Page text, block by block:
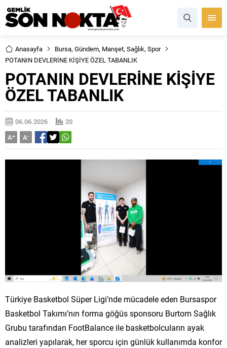
Anasayfa Bursa, Gündem, Manşet, Sağlık, Spor
POTANIN DEVLERİNE KİŞİYE ÖZEL TABANLIK
POTANIN DEVLERİNE KİŞİYE
ÖZEL TABANLIK
06.06.2026
20
A+ A-
Türkiye Basketbol Süper Ligi’nde mücadele eden Bursaspor
Basketbol Takımı’nın forma göğüs sponsoru Burtom Sağlık
Grubu tarafından FootBalance ile basketbolcuların ayak
analizleri yapılarak, her sporcu için günlük kullanımda konfor